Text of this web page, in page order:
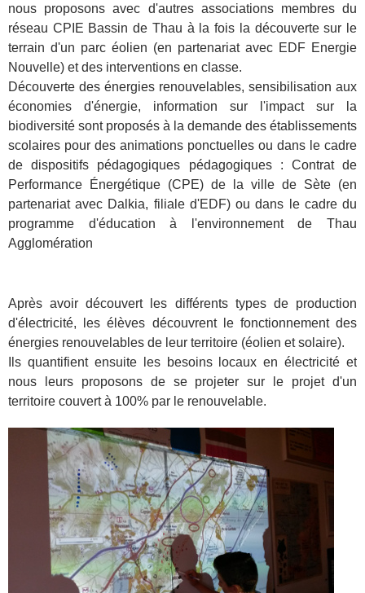
nous proposons avec d'autres associations membres du
réseau CPIE Bassin de Thau à la fois la découverte sur le
terrain d'un parc éolien (en partenariat avec EDF Energie
Nouvelle) et des interventions en classe.
Découverte des énergies renouvelables, sensibilisation aux
économies d'énergie, information sur l'impact sur la
biodiversité sont proposés à la demande des établissements
scolaires pour des animations ponctuelles ou dans le cadre
de dispositifs pédagogiques pédagogiques : Contrat de
Performance Énergétique (CPE) de la ville de Sète (en
partenariat avec Dalkia, filiale d'EDF) ou dans le cadre du
programme d'éducation à l'environnement de Thau
Agglomération
Après avoir découvert les différents types de production
d'électricité, les élèves découvrent le fonctionnement des
énergies renouvelables de leur territoire (éolien et solaire).
Ils quantifient ensuite les besoins locaux en électricité et
nous leurs proposons de se projeter sur le projet d'un
territoire couvert à 100% par le renouvelable.